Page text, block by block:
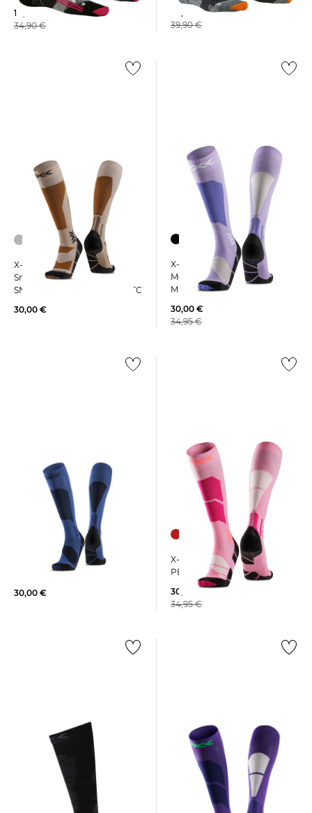
19,99 €
34,90 €
30,00 €
39,90 €
+2
X-Socks | Ski- und
Snowboardsocken
SNOWBOARD DISCOVER OTC
30,00 €
+1
X-Socks | Skisocken mit
Merinowolle SKI DISCOVER
MERINO OTC
30,00 €
34,95 €
+1
DISCOVER OTC
30,00 €
X-Socks | Skistrümpfe
PERFORM OTC
30,00 €
34,95 €